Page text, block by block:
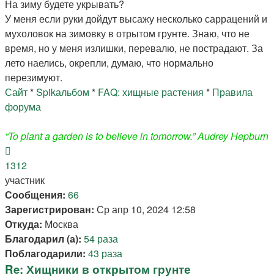
На зиму будете укрывать?
У меня если руки дойдут высажу несколько саррацений и
мухоловок на зимовку в отрытом грунте. Знаю, что не
время, но у меня излишки, перевалю, не пострадают. За
лето наелись, окрепли, думаю, что нормально
перезимуют.
Сайт*Spikальбом * FAQ: хищные растения * Правила
форума
“To plant a garden is to believe in tomorrow.” Audrey Hepburn
к
началу
1312
участник
Сообщения: 66
Зарегистрирован: Ср апр 10, 2024 12:58
Откуда: Москва
Благодарил (а): 54 раза
Поблагодарили: 43 раза
Re: Хищники в открытом грунте